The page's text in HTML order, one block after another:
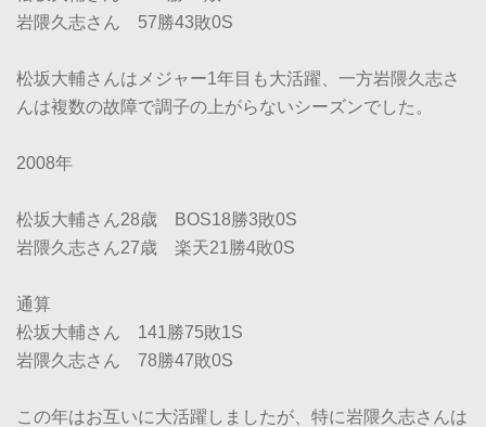
岩隈久志さん 57勝43敗0S
松坂大輔さんはメジャー1年目も大活躍、一方岩隈久志さ
んは複数の故障で調子の上がらないシーズンでした。
2008年
松坂大輔さん28歳 BOS18勝3敗0S
岩隈久志さん27歳 楽天21勝4敗0S
通算
松坂大輔さん 141勝75敗1S
岩隈久志さん 78勝47敗0S
この年はお互いに大活躍しましたが、特に岩隈久志さんは